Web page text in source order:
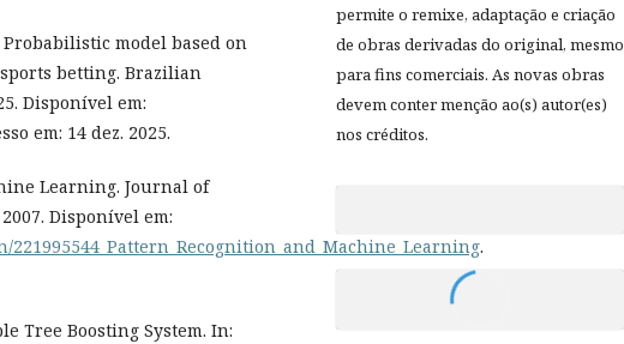
Probabilistic model based on
betting. Brazilian
Disponível em:
em: 14 dez. 2025.
Learning. Journal of
Disponível em:
.
Tree Boosting System. In:
permite o remixe, adaptação e criação
de obras derivadas do original, mesmo
para fins comerciais. As novas obras
devem conter menção ao(s) autor(es)
nos créditos.